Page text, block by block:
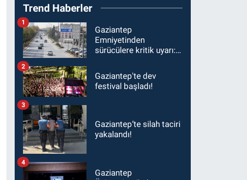
Trend Haberler
Gaziantep
Emniyetinden
sürücülere kritik uyarı: 1
ceza alabilirsiniz!
1
Gaziantep'te dev
festival başladı!
2
Gaziantep’te silah taciri
yakalandı!
3
Gaziantep
4